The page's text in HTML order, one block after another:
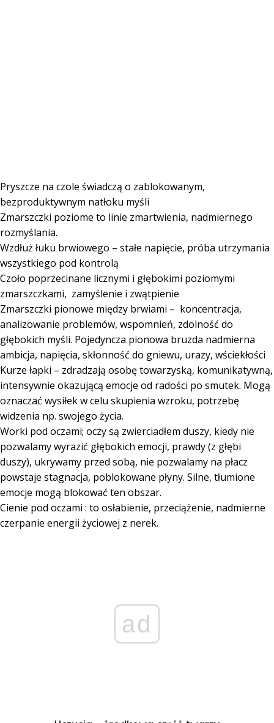
Pryszcze na czole świadczą o zablokowanym,
bezproduktywnym natłoku myśli
Zmarszczki poziome to linie zmartwienia, nadmiernego
rozmyślania.
Wzdłuż łuku brwiowego – stałe napięcie, próba utrzymania
wszystkiego pod kontrolą
Czoło poprzecinane licznymi i głębokimi poziomymi
zmarszczkami, zamyślenie i zwątpienie
Zmarszczki pionowe między brwiami – koncentracja,
analizowanie problemów, wspomnień, zdolność do
głębokich myśli. Pojedyncza pionowa bruzda nadmierna
ambicja, napięcia, skłonność do gniewu, urazy, wściekłości
Kurze łapki – zdradzają osobę towarzyską, komunikatywną,
intensywnie okazującą emocje od radości po smutek. Mogą
oznaczać wysiłek w celu skupienia wzroku, potrzebę
widzenia np. swojego życia.
Worki pod oczami; oczy są zwierciadłem duszy, kiedy nie
pozwalamy wyrazić głębokich emocji, prawdy (z głębi
duszy), ukrywamy przed sobą, nie pozwalamy na płacz
powstaje stagnacja, poblokowane płyny. Silne, tłumione
emocje mogą blokować ten obszar.
Cienie pod oczami : to osłabienie, przeciążenie, nadmierne
czerpanie energii życiowej z nerek.
ad